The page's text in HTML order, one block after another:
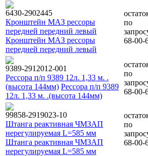
6430-2902445
Кронштейн МАЗ рессоры
передней передний левый
Кронштейн МАЗ рессоры
передней передний левый
по
68-00-
9389-2912012-001
Рессора п/п 9389 12л. 1,33 м. .
(высота 144мм) Рессора п/п 9389
12л. 1,33 м. .(высота 144мм)
по
68-00-
99858-2919023-10
Штанга реактивная ЧМЗАП
нерегулируемая L=585 мм
Штанга реактивная ЧМЗАП
нерегулируемая L=585 мм
по
68-00-